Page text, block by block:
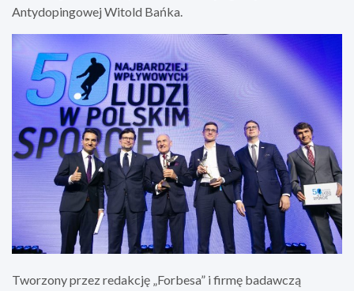
Antydopingowej Witold Bańka.
Tworzony przez redakcję „Forbesa” i firmę badawczą